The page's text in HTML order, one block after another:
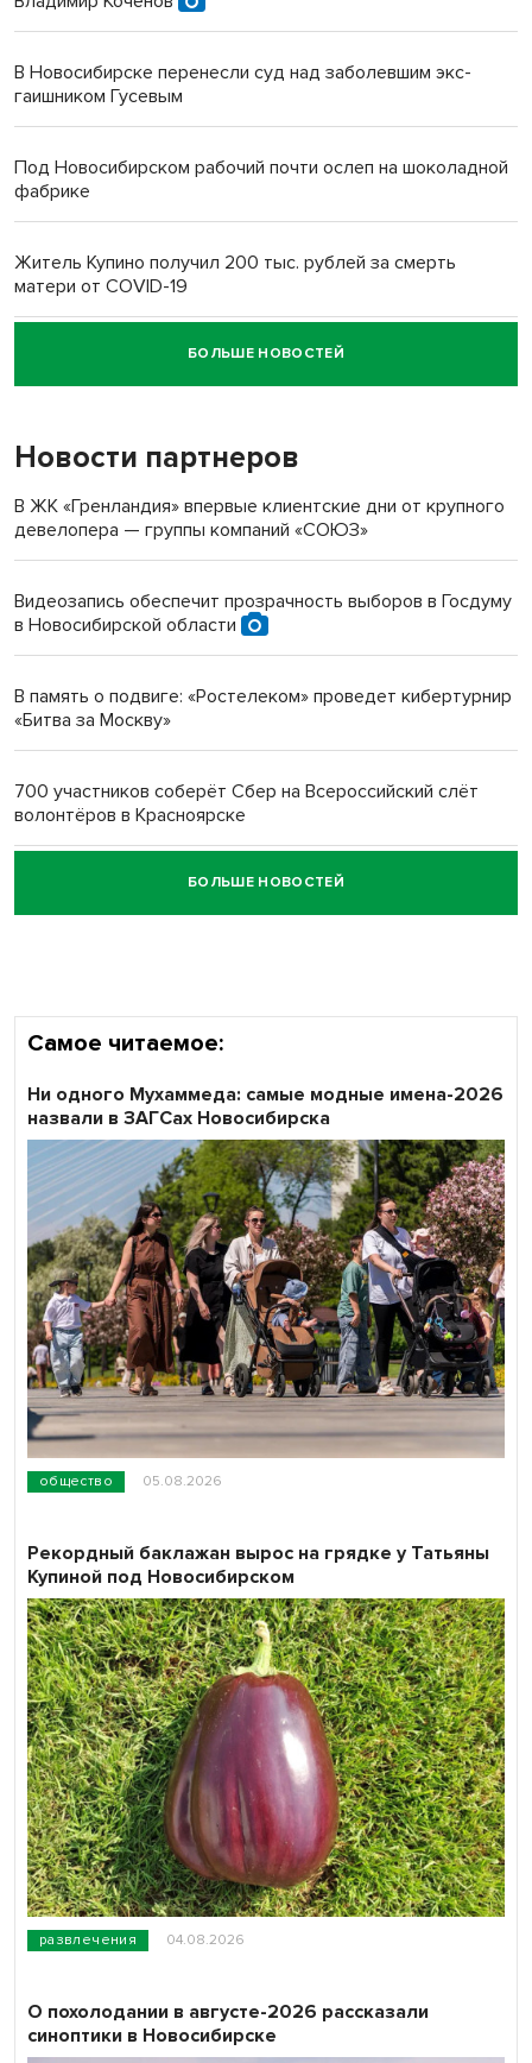
В Новосибирске перенесли суд над заболевшим экс-
гаишником Гусевым
Под Новосибирском рабочий почти ослеп на шоколадной
фабрике
Житель Купино получил 200 тыс. рублей за смерть
матери от COVID-19
Новосибирский суд наказал водителя за смерть
пенсионерки на вокзале
«Мы живём на пастбище!»: в новосибирском селе лошади
терроризируют жителей
Инвалид получил условный срок за избиение врачей
Новосибирский преподаватель с женой вошли в топ-16
Обновлённое отделение ВТБ открылось в Искитиме
БОЛЬШЕ НОВОСТЕЙ
Новости партнеров
В ЖК «Гренландия» впервые клиентские дни от крупного
девелопера — группы компаний «СОЮЗ»
Видеозапись обеспечит прозрачность выборов в Госдуму
в Новосибирской области
В память о подвиге: «Ростелеком» проведет кибертурнир
«Битва за Москву»
700 участников соберёт Сбер на Всероссийский слёт
волонтёров в Красноярске
Честный выбор: видеонаблюдение обеспечит
объективность результатов ЕДГ в Новосибирской
БОЛЬШЕ НОВОСТЕЙ
Самое читаемое:
общество 05.08.2026
Ни одного Мухаммеда: самые модные имена-2026
назвали в ЗАГСах Новосибирска
развлечения 04.08.2026
Рекордный баклажан вырос на грядке у Татьяны
Купиной под Новосибирском
О похолодании в августе-2026 рассказали
синоптики в Новосибирске